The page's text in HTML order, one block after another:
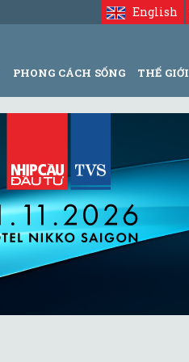
English
PHONG CÁCH SỐNG THẾ GIỚI